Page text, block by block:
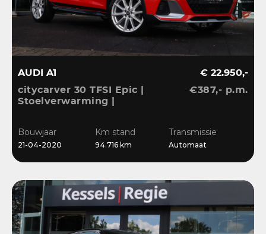
AUDI A1
citycarver 30 TFSI Epic |
Stoelverwarming |
Navi
€ 22.950,-
€387,- p.m.
Bouwjaar
21-04-2020
Km stand
94.716 km
Transmissie
Automaat